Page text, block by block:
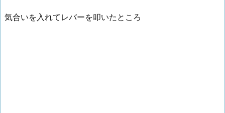
気合いを入れてレバーを叩いたところ